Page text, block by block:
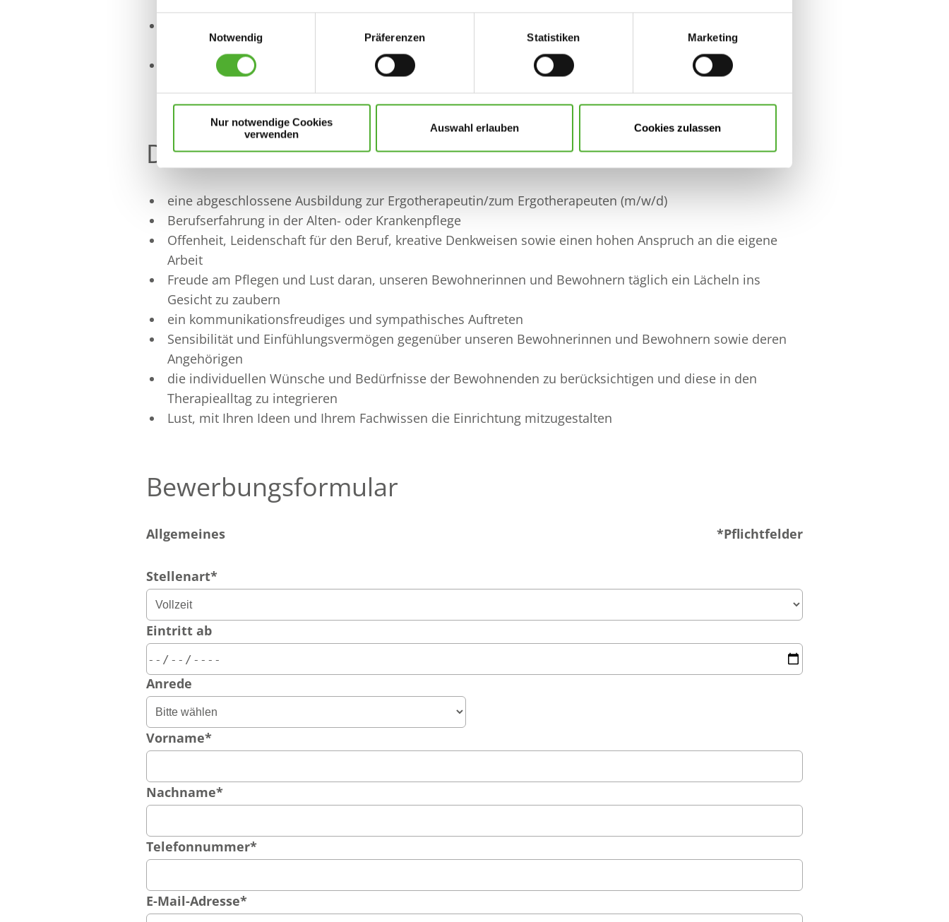
Notwendig
Präferenzen Statistiken Marketing
Nur notwendige Cookies
verwenden
Auswahl erlauben Cookies zulassen
Infoveranstaltungen durch
Sie führen kompetent fachliche Gespräche mit Ärztinnen und Ärzten unserer Seniorinnen und Senioren
Das wünschen wir uns von Ihnen:
eine abgeschlossene Ausbildung zur Ergotherapeutin/zum Ergotherapeuten (m/w/d)
Berufserfahrung in der Alten- oder Krankenpflege
Offenheit, Leidenschaft für den Beruf, kreative Denkweisen sowie einen hohen Anspruch an die eigene
Arbeit
Freude am Pflegen und Lust daran, unseren Bewohnerinnen und Bewohnern täglich ein Lächeln ins
Gesicht zu zaubern
ein kommunikationsfreudiges und sympathisches Auftreten
Sensibilität und Einfühlungsvermögen gegenüber unseren Bewohnerinnen und Bewohnern sowie deren
Angehörigen
die individuellen Wünsche und Bedürfnisse der Bewohnenden zu berücksichtigen und diese in den
Therapiealltag zu integrieren
Lust, mit Ihren Ideen und Ihrem Fachwissen die Einrichtung mitzugestalten
Bewerbungsformular
Allgemeines *Pflichtfelder
Stellenart*
Eintritt ab
Anrede
Vorname*
Nachname*
Telefonnummer*
E-Mail-Adresse*